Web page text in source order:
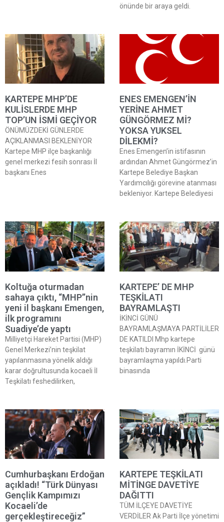
önünde bir araya geldi.
KARTEPE MHP’DE
KULİSLERDE MHP
TOP’UN İSMİ GEÇİYOR
ÖNÜMÜZDEKİ GÜNLERDE
AÇIKLANMASI BEKLENİYOR
Kartepe MHP ilçe başkanlığı
genel merkezi fesih sonrası İl
başkanı Enes
ENES EMENGEN’İN
YERİNE AHMET
GÜNGÖRMEZ Mİ?
YOKSA YUKSEL
DİLEKMİ?
Enes Emengen’in istifasının
ardından Ahmet Güngörmez’in
Kartepe Belediye Başkan
Yardımcılığı görevine atanması
bekleniyor. Kartepe Belediyesi
Koltuğa oturmadan
sahaya çıktı, “MHP’’nin
yeni il başkanı Emengen,
ilk programını
Suadiye’de yaptı
Milliyetçi Hareket Partisi (MHP)
Genel Merkezi’nin teşkilat
yapılanmasına yönelik aldığı
karar doğrultusunda kocaeli İl
Teşkilatı feshedilirken,
KARTEPE’ DE MHP
TEŞKİLATI
BAYRAMLAŞTI
İKİNCİ GÜNÜ
BAYRAMLAŞMAYA PARTİLİLER
DE KATILDI Mhp kartepe
teşkilatı bayramın İKİNCİ günü
bayramlaşma yapıldı.Parti
binasında
Cumhurbaşkanı Erdoğan
açıkladı! “Türk Dünyası
Gençlik Kampımızı
Kocaeli’de
gerçekleştireceğiz”
KARTEPE TEŞKİLATI
MİTİNGE DAVETİYE
DAĞITTI
TÜM İLÇEYE DAVETİYE
VERDİLER Ak Parti İlçe yönetimi